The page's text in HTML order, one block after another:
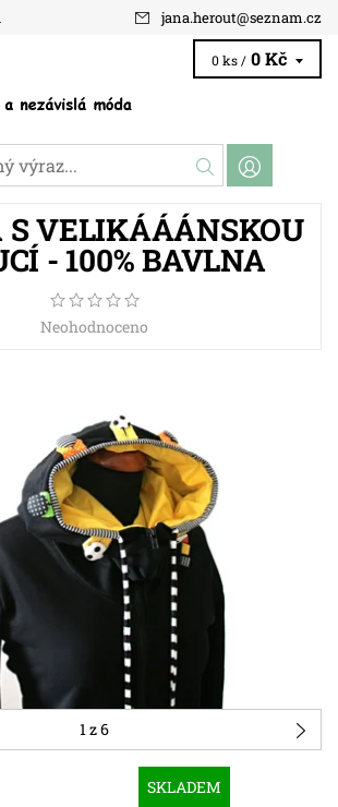
jana.herout@seznam.cz
0 ks / 0 Kč
VELIKÁÁÁNSKOU
- 100% BAVLNA
Neohodnoceno
1z 6
SKLADEM